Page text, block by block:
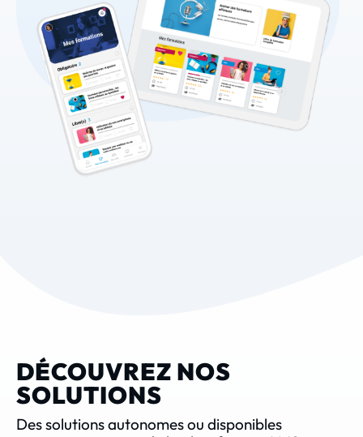
DÉCOUVREZ NOS
SOLUTIONS
Des solutions autonomes ou disponibles